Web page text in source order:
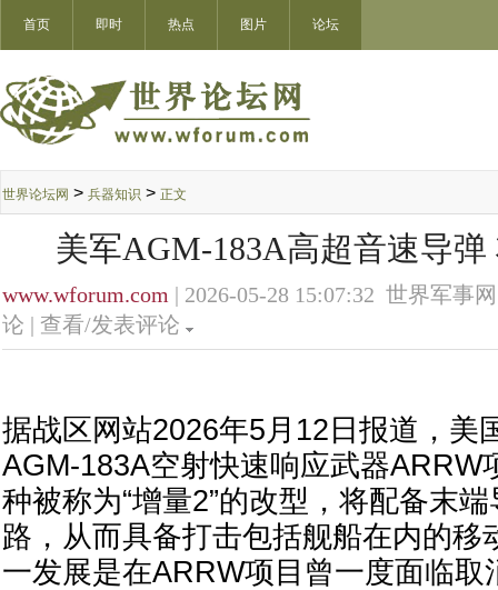
首页 即时 热点 图片 论坛
世界论坛网 > 兵器知识 > 正文
美军AGM-183A高超音速导
www.wforum.com | 2026-05-28 15:07:32 世界军事
论 | 查看/发表评论
据战区网站2026年5月12日报道，美
AGM-183A空射快速响应武器ARRW
种被称为“增量2”的改型，将配备末
路，从而具备打击包括舰船在内的移
一发展是在ARRW项目曾一度面临取